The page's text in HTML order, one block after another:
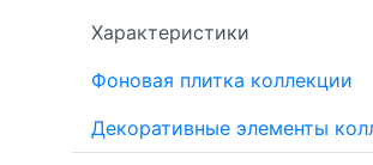
Характеристики
Фоновая плитка коллекции
Декоративные элементы